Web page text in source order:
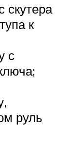
скутера
к
с
руль